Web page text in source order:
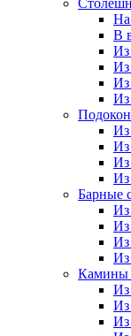
В
Из
Из
Из
Из
Из
Из
Из
Из
Барные
Из
Из
Из
Из
Камины
Из
Из
Из